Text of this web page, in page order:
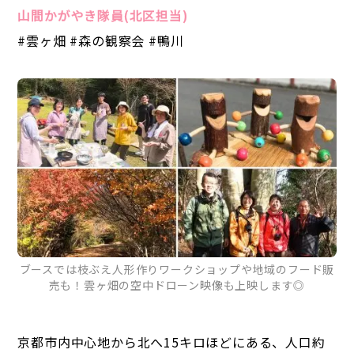
山間かがやき隊員(北区担当)
#雲ヶ畑 #森の観察会 #鴨川
ブースでは枝ぶえ人形作りワークショップや地域のフード販
売も！雲ヶ畑の空中ドローン映像も上映します◎
京都市内中心地から北へ15キロほどにある、人口約